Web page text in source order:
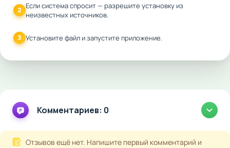
2 Если система спросит — разрешите установку из
неизвестных источников.
3 Установите файл и запустите приложение.
Комментариев: 0
Отзывов ещё нет. Напишите первый комментарий и